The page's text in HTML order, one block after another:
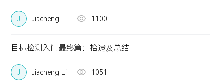
J Jiacheng Li 1100
目标检测入门最终篇：拾遗及总结
J Jiacheng Li 1051